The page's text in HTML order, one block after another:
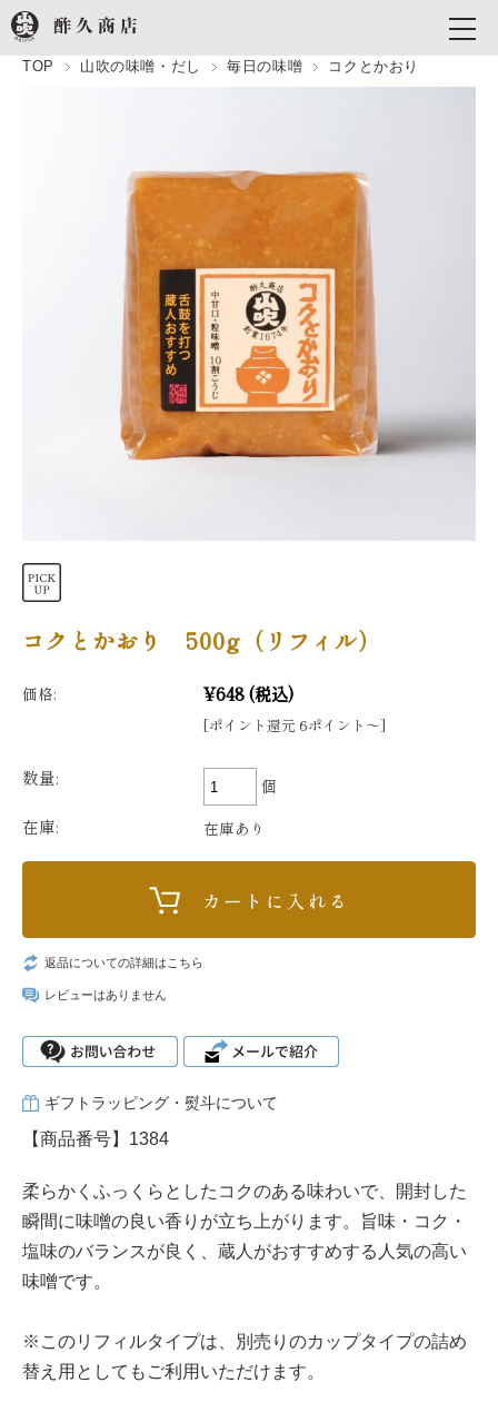
TOP 山吹の味噌・だし 毎日の味噌 コクとかおり
コクとかおり 500g（リフィル）
価格: ¥648(税込)
[ポイント還元 6ポイント〜]
数量: 個
在庫: 在庫あり
返品についての詳細はこちら
レビューはありません
ギフトラッピング・熨斗について
【商品番号】1384
柔らかくふっくらとしたコクのある味わいで、開封した
瞬間に味噌の良い香りが立ち上がります。旨味・コク・
塩味のバランスが良く、蔵人がおすすめする人気の高い
味噌です。
※このリフィルタイプは、別売りのカップタイプの詰め
替え用としてもご利用いただけます。